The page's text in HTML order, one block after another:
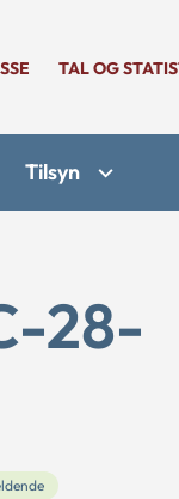
TAL OG
Tilsyn
28-